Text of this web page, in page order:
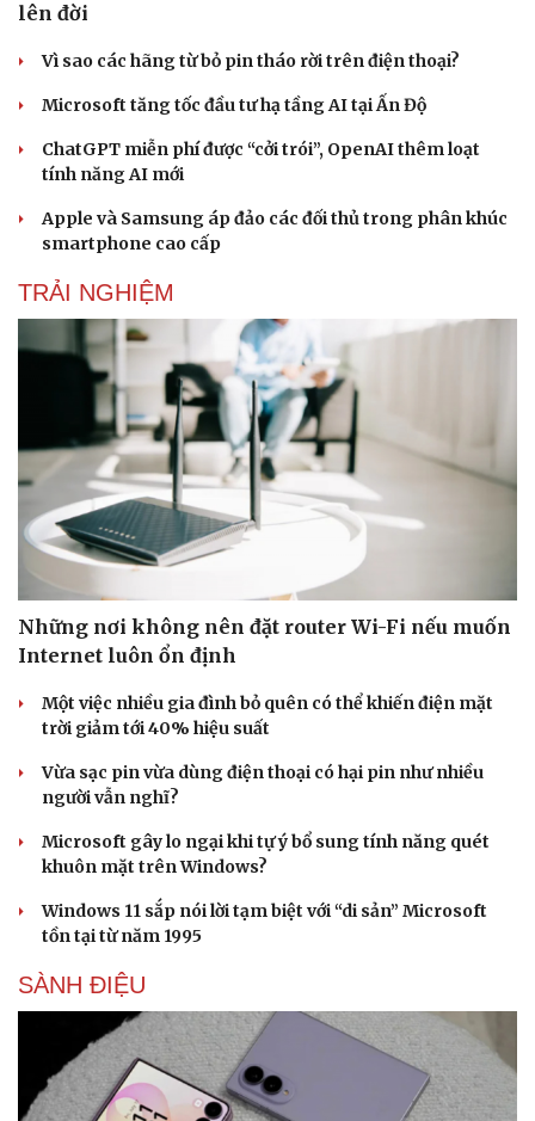
Sức khỏe
Dinh dưỡng - món ngon
lên đời
Vì sao các hãng từ bỏ pin tháo rời trên điện thoại?
Microsoft tăng tốc đầu tư hạ tầng AI tại Ấn Độ
ChatGPT miễn phí được “cởi trói”, OpenAI thêm loạt
tính năng AI mới
Apple và Samsung áp đảo các đối thủ trong phân khúc
smartphone cao cấp
TRẢI NGHIỆM
Những nơi không nên đặt router Wi-Fi nếu muốn
Internet luôn ổn định
Một việc nhiều gia đình bỏ quên có thể khiến điện mặt
trời giảm tới 40% hiệu suất
Vừa sạc pin vừa dùng điện thoại có hại pin như nhiều
người vẫn nghĩ?
Microsoft gây lo ngại khi tự ý bổ sung tính năng quét
khuôn mặt trên Windows?
Windows 11 sắp nói lời tạm biệt với “di sản” Microsoft
tồn tại từ năm 1995
SÀNH ĐIỆU